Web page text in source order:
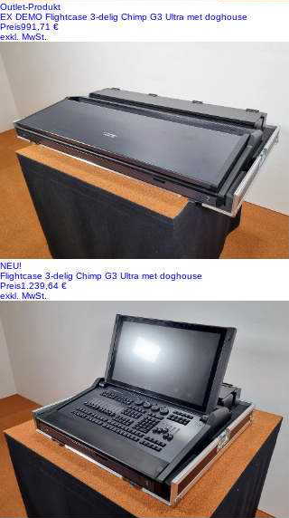
Outlet-Produkt
EX DEMO Flightcase 3-delig Chimp G3 Ultra met doghouse
Preis991,71 €
exkl. MwSt.
NEU!
Flightcase 3-delig Chimp G3 Ultra met doghouse
Preis1.239,64 €
exkl. MwSt.